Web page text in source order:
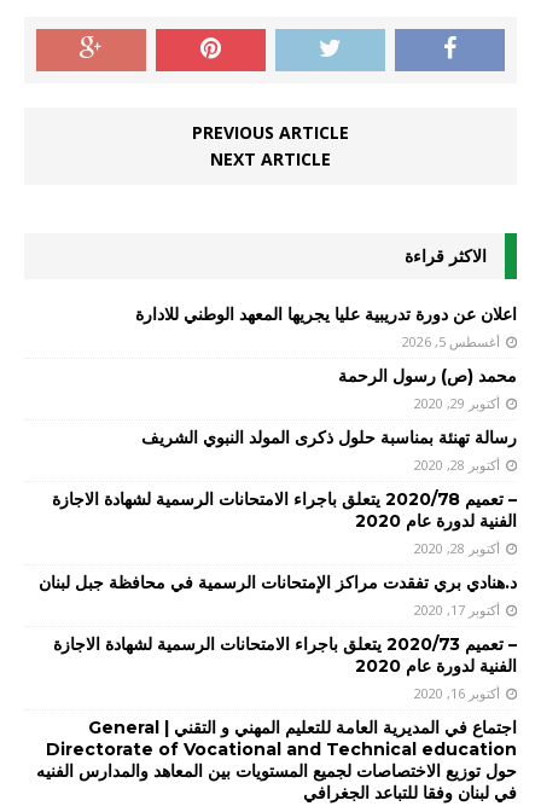
PREVIOUS ARTICLE
NEXT ARTICLE
الاكثر قراءة
اعلان عن دورة تدريبية عليا يجريها المعهد الوطني للادارة
أغسطس 5, 2026
محمد (ص) رسول الرحمة
أكتوبر 29, 2020
رسالة تهنئة بمناسبة حلول ذكرى المولد النبوي الشريف
أكتوبر 28, 2020
– تعميم 2020/78 يتعلق باجراء الامتحانات الرسمية لشهادة الاجازة
الفنية لدورة عام 2020
أكتوبر 28, 2020
د.هنادي بري تفقدت مراكز الإمتحانات الرسمية في محافظة جبل لبنان
أكتوبر 17, 2020
– تعميم 2020/73 يتعلق باجراء الامتحانات الرسمية لشهادة الاجازة
الفنية لدورة عام 2020
أكتوبر 16, 2020
اجتماع في المديرية العامة للتعليم المهني و التقني | General
Directorate of Vocational and Technical education
حول توزيع الاختصاصات لجميع المستويات بين المعاهد والمدارس الفنيه
في لبنان وفقا للتباعد الجغرافي